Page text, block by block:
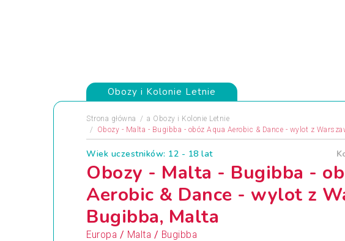
Obozy i Kolonie Letnie
Strona główna a Obozy i Kolonie Letnie
Obozy - Malta - Bugibba - obóz Aqua Aerobic & Dance - wylot z
Wiek uczestników: 12 - 18 lat
Obozy - Malta - Bugibba -
Aerobic & Dance - wylot z
Bugibba, Malta
Europa / Malta / Bugibba